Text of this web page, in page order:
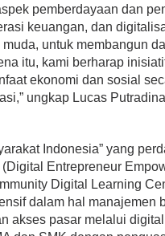
pemberdayaan dan
keuangan, dan
untuk membangun
itu, kami berharap
ekonomi dan sosial
ungkap Lucas
Indonesia” yang
Entrepreneur
Digital Learning
dalam hal manajemen
akses pasar melalui